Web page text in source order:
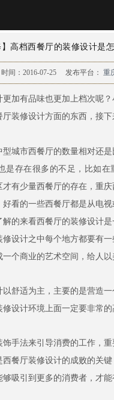
】高档西餐厅的装修设计是
时间：2016-07-25 发布平台： 重
加有品味也更加上档次呢
装修设计方面的东西，接
城市西餐厅的数量相对还
是存在很多的不足，比如在
才有少量西餐厅的存在，重
看的一些西餐厅都是从电
解的来看西餐厅的装修设计
修设计之中每个地方都要有
个商业的艺术空间，给人以
以舒适为主，主要的是营造
设计环境上面一定要非常的
手法来引导消费的工作，重
西餐厅装修设计的成败的关
吸引到更多的消费者，才能